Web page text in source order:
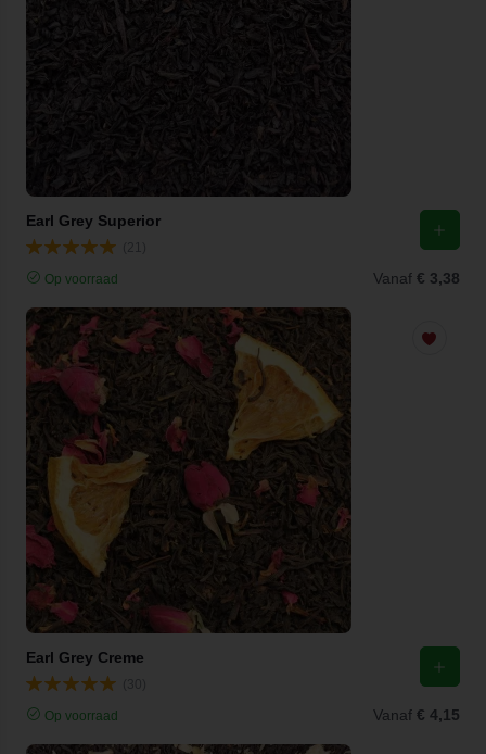
Earl Grey Superior
Op voorraad Vanaf € 3,38
Earl Grey Creme
Op voorraad Vanaf € 4,15